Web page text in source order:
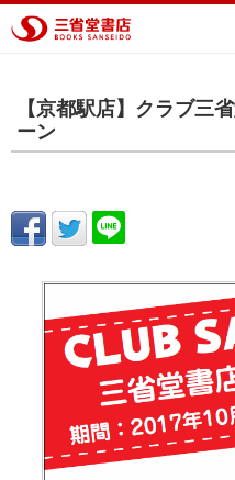
【京都駅店】クラブ三
ーン